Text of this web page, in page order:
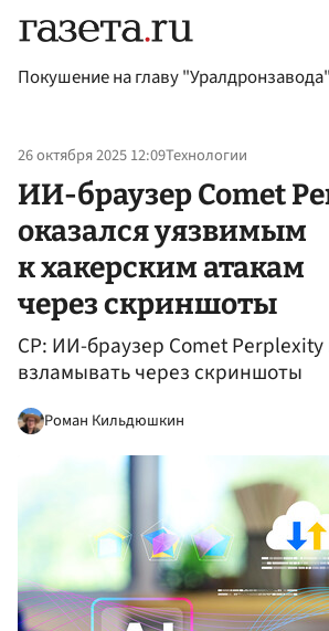
Покушение на главу "Уралдронзавода"
26 октября 2025 12:09Технологии
ИИ-браузер Comet
оказался уязвимым
к хакерским атакам
через скриншоты
CP: ИИ-браузер Comet
взламывать через скриншоты
Роман Кильдюшкин